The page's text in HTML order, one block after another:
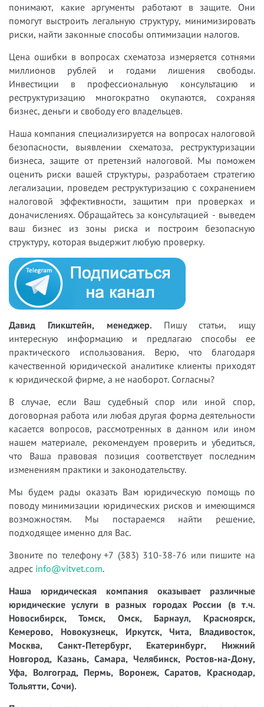
понимают, какие аргументы работают в защите. Они
помогут выстроить легальную структуру, минимизировать
риски, найти законные способы оптимизации налогов.
Цена ошибки в вопросах схематоза измеряется сотнями
миллионов рублей и годами лишения свободы.
Инвестиции в профессиональную консультацию и
реструктуризацию многократно окупаются, сохраняя
бизнес, деньги и свободу его владельцев.
Наша компания специализируется на вопросах налоговой
безопасности, выявлении схематоза, реструктуризации
бизнеса, защите от претензий налоговой. Мы поможем
оценить риски вашей структуры, разработаем стратегию
легализации, проведем реструктуризацию с сохранением
налоговой эффективности, защитим при проверках и
доначислениях. Обращайтесь за консультацией - выведем
ваш бизнес из зоны риска и построим безопасную
структуру, которая выдержит любую проверку.
Давид Гликштейн, менеджер. Пишу статьи, ищу
интересную информацию и предлагаю способы ее
практического использования. Верю, что благодаря
качественной юридической аналитике клиенты приходят
к юридической фирме, а не наоборот. Согласны?
В случае, если Ваш судебный спор или иной спор,
договорная работа или любая другая форма деятельности
касается вопросов, рассмотренных в данном или ином
нашем материале, рекомендуем проверить и убедиться,
что Ваша правовая позиция соответствует последним
изменениям практики и законодательству.
Мы будем рады оказать Вам юридическую помощь по
поводу минимизации юридических рисков и имеющимся
возможностям. Мы постараемся найти решение,
подходящее именно для Вас.
Звоните по телефону +7 (383) 310-38-76 или пишите на
адрес info@vitvet.com.
Наша юридическая компания оказывает различные
юридические услуги в разных городах России (в т.ч.
Новосибирск, Томск, Омск, Барнаул, Красноярск,
Кемерово, Новокузнецк, Иркутск, Чита, Владивосток,
Москва, Санкт-Петербург, Екатеринбург, Нижний
Новгород, Казань, Самара, Челябинск, Ростов-на-Дону,
Уфа, Волгоград, Пермь, Воронеж, Саратов, Краснодар,
Тольятти, Сочи).